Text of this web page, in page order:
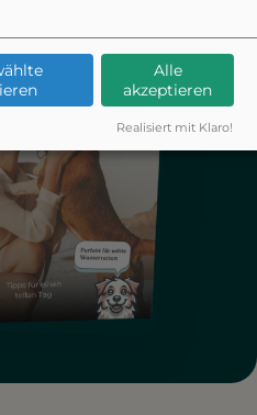
Alle
akzeptieren
Realisiert mit Klaro!